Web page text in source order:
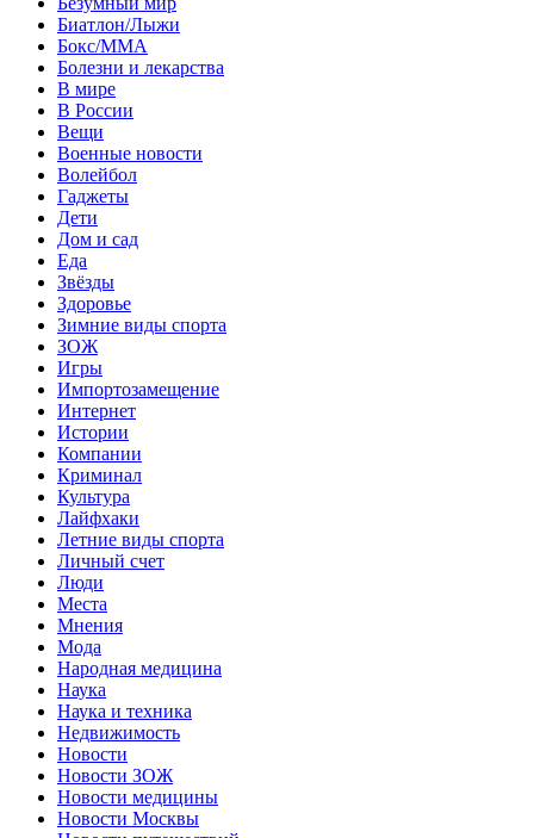
Биатлон/Лыжи
Бокс/MMA
Болезни и лекарства
В мире
В России
Вещи
Военные новости
Волейбол
Гаджеты
Дети
Дом и сад
Еда
Звёзды
Здоровье
Зимние виды спорта
ЗОЖ
Игры
Импортозамещение
Интернет
Истории
Компании
Криминал
Культура
Лайфхаки
Летние виды спорта
Личный счет
Люди
Места
Мнения
Мода
Народная медицина
Наука
Наука и техника
Недвижимость
Новости
Новости ЗОЖ
Новости медицины
Новости Москвы